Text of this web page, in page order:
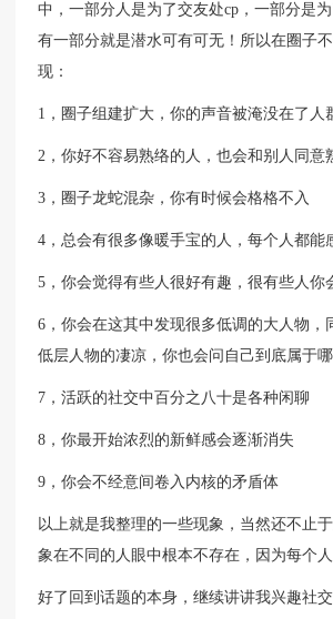
中，一部分人是为了交友处cp，一部分是
有一部分就是潜水可有可无！所以在圈子
现：
1，圈子组建扩大，你的声音被淹没在了人
2，你好不容易熟络的人，也会和别人同意
3，圈子龙蛇混杂，你有时候会格格不入
4，总会有很多像暖手宝的人，每个人都能
5，你会觉得有些人很好有趣，很有些人你
6，你会在这其中发现很多低调的大人物，
低层人物的凄凉，你也会问自己到底属于
7，活跃的社交中百分之八十是各种闲聊
8，你最开始浓烈的新鲜感会逐渐消失
9，你会不经意间卷入内核的矛盾体
以上就是我整理的一些现象，当然还不止
象在不同的人眼中根本不存在，因为每个人
好了回到话题的本身，继续讲讲我兴趣社